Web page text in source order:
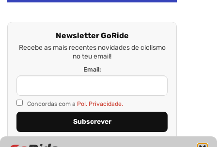
Newsletter GoRide
Recebe as mais recentes novidades de ciclismo
no teu email!
Email:
Concordas com a Pol. Privacidade.